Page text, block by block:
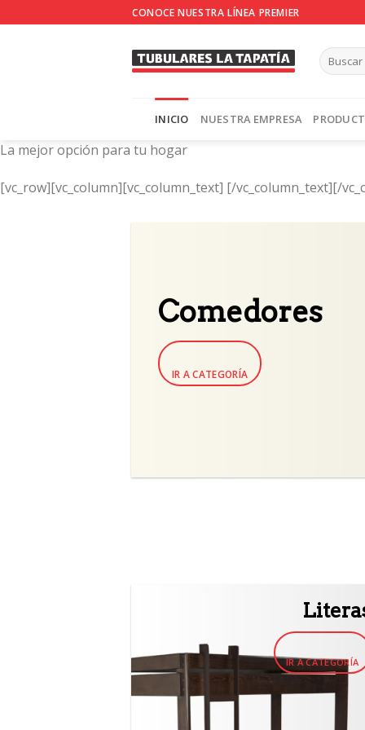
to
CONOCE NUESTRA LÍNEA PREMIER
INICIO NUESTRA EMPRESA
La mejor opción para tu hogar
[vc_row][vc_column][vc_column_text] [/vc_column_text][/
Comedores
IR A CATEGORÍA
IR A CATEGORÍA